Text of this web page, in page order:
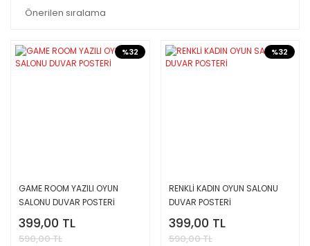
%32
GAME ROOM YAZILI OYUN
SALONU DUVAR POSTERİ
399,00 TL
590,00 TL
%32
RENKLİ KADIN OYUN SALONU
DUVAR POSTERİ
399,00 TL
590,00 TL